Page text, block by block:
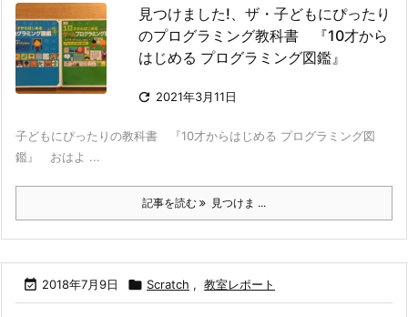
見つけました!、ザ・子どもにぴったり
のプログラミング教科書 『10才から
はじめる プログラミング図鑑』
 2021年3月11日
子どもにぴったりの教科書 『10才からはじめる プログラミング図
鑑』 おはよ ...
記事を読む 見つけま ...
 2018年7月9日  Scratch , 教室レポート